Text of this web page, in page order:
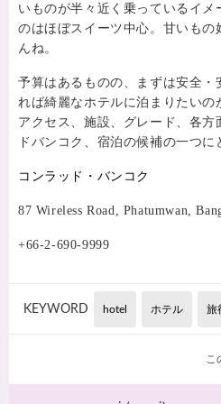
いものが半々近く乗っているイメ
のはほぼスイーツ中心。甘いも
んね。
予算はあるものの、まずは安全・
れば綺麗なホテルに泊まりたいの
アクセス、施設、グレード、各方
ドバンコク、宿泊の候補の一つに
コンラッド・バンコク
87 Wireless Road, Phatumwan,
+66-2-690-9999
KEYWORD hotel ホテル 旅
こ